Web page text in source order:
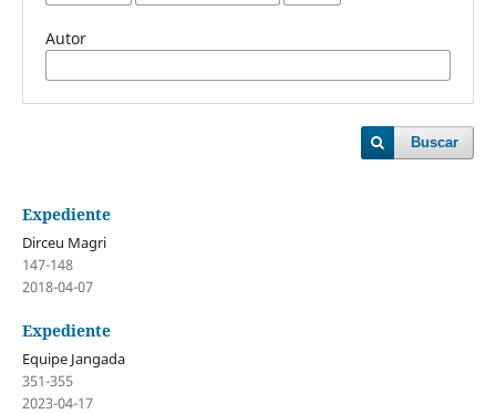
Autor
Buscar
Expediente
Dirceu Magri
147-148
2018-04-07
Expediente
Equipe Jangada
351-355
2023-04-17